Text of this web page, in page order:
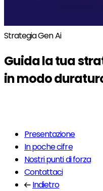
Strategia Gen Ai
Guida la tua
in modo
Presentazione
In poche cifre
Nostri punti di forza
Contattaci
Indietro